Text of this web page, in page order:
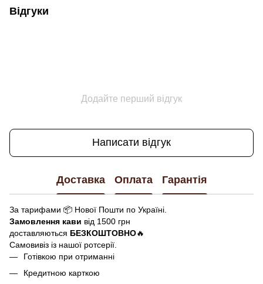
Відгуки
Додайте перший відгук
Написати відгук
Доставка Оплата Гарантія
За тарифами 📦 Нової Пошти по Україні.
Замовлення кави від 1500 грн
доставляються БЕЗКОШТОВНО🔥
Самовивіз із нашої ротсерії.
Готівкою при отриманні
Кредитною карткою